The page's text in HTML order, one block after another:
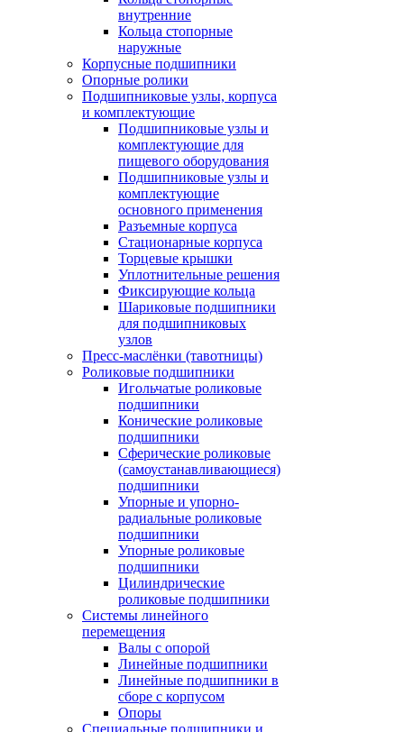
внутренние
Кольца стопорные
наружные
Корпусные подшипники
Опорные ролики
Подшипниковые узлы, корпуса
и комплектующие
Подшипниковые узлы и
комплектующие для
пищевого оборудования
Подшипниковые узлы и
комплектующие
основного применения
Разъемные корпуса
Стационарные корпуса
Торцевые крышки
Уплотнительные решения
Фиксирующие кольца
Шариковые подшипники
для подшипниковых
узлов
Пресс-маслёнки (тавотницы)
Роликовые подшипники
Игольчатые роликовые
подшипники
Конические роликовые
подшипники
Сферические роликовые
(самоустанавливающиеся)
подшипники
Упорные и упорно-
радиальные роликовые
подшипники
Упорные роликовые
подшипники
Цилиндрические
роликовые подшипники
Системы линейного
перемещения
Валы с опорой
Линейные подшипники
Линейные подшипники в
сборе с корпусом
Опоры
Специальные подшипники и